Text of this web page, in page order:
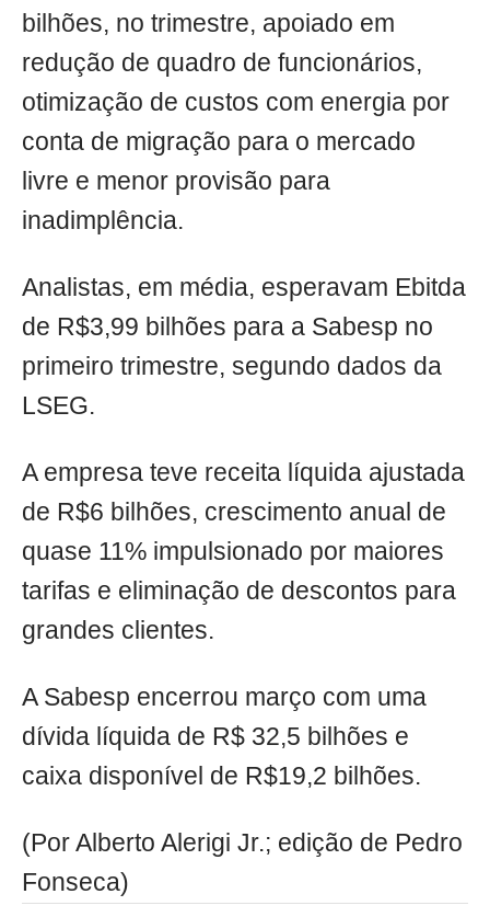
bilhões, no trimestre, apoiado em
redução de quadro de funcionários,
otimização de custos com energia por
conta de migração para o mercado
livre e menor provisão para
inadimplência.
Analistas, em média, esperavam Ebitda
de R$3,99 bilhões para a Sabesp no
primeiro trimestre, segundo dados da
LSEG.
A empresa teve receita líquida ajustada
de R$6 bilhões, crescimento anual de
quase 11% impulsionado por maiores
tarifas e eliminação de descontos para
grandes clientes.
A Sabesp encerrou março com uma
dívida líquida de R$ 32,5 bilhões e
caixa disponível de R$19,2 bilhões.
(Por Alberto Alerigi Jr.; edição de Pedro
Fonseca)